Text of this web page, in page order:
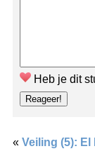
Heb je dit
« Veiling (5): El